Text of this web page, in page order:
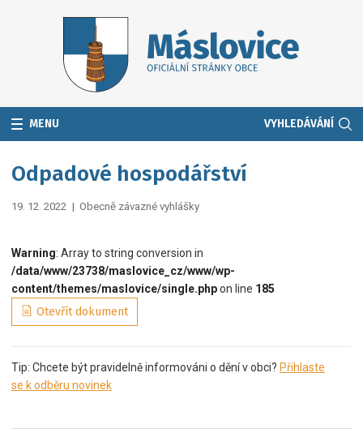
MENU VYHLEDÁVÁNÍ
Odpadové hospodářství
19. 12. 2022 | Obecně závazné vyhlášky
Warning: Array to string conversion in
/data/www/23738/maslovice_cz/www/wp-
content/themes/maslovice/single.phpon line 185
Otevřít dokument
Tip: Chcete být pravidelně informováni o dění v obci? Přihlaste
se k odběru novinek